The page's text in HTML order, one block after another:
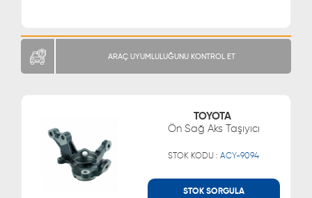
ARAÇ UYUMLULUĞUNU KONTROL ET
TOYOTA
Ön Sağ Aks Taşıyıcı
STOK KODU :ACY-9094
STOK SORGULA